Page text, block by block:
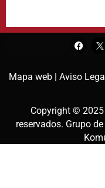
Mapa web | Aviso
Copyright © 2025
reservados. Grupo